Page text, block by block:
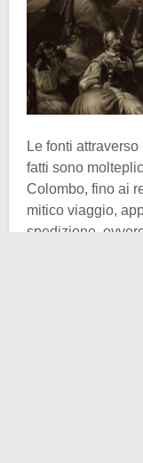
Le fonti
fatti sono
Colombo, fino ai
mitico viaggio,
spedizione,